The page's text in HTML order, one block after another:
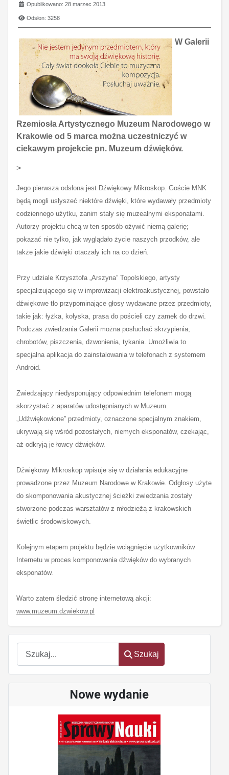
Szukaj
Szukaj
Nowe wydanie
Opublikowano: 28 marzec 2013
Odsłon: 3258
W Galerii
Rzemiosła Artystycznego Muzeum Narodowego w
Krakowie od 5 marca można uczestniczyć w
ciekawym projekcie pn. Muzeum dźwięków.
>
Jego pierwsza odsłona jest Dźwiękowy Mikroskop. Goście MNK
będą mogli usłyszeć niektóre dźwięki, które wydawały przedmioty
codziennego użytku, zanim stały się muzealnymi eksponatami.
Autorzy projektu chcą w ten sposób ożywić niemą galerię;
pokazać nie tylko, jak wyglądało życie naszych przodków, ale
także jakie dźwięki otaczały ich na co dzień.
Przy udziale Krzysztofa „Arszyna” Topolskiego, artysty
specjalizującego się w improwizacji elektroakustycznej, powstało
dźwiękowe tło przypominające głosy wydawane przez przedmioty,
takie jak: łyżka, kołyska, prasa do pościeli czy zamek do drzwi.
Podczas zwiedzania Galerii można posłuchać skrzypienia,
chrobotów, piszczenia, dzwonienia, tykania. Umożliwia to
specjalna aplikacja do zainstalowania w telefonach z systemem
Android.
Zwiedzający niedysponujący odpowiednim telefonem mogą
skorzystać z aparatów udostępnianych w Muzeum.
„Udźwiękowione” przedmioty, oznaczone specjalnym znakiem,
ukrywają się wśród pozostałych, niemych eksponatów, czekając,
aż odkryją je łowcy dźwięków.
Dźwiękowy Mikroskop wpisuje się w działania edukacyjne
prowadzone przez Muzeum Narodowe w Krakowie. Odgłosy użyte
do skomponowania akustycznej ścieżki zwiedzania zostały
stworzone podczas warsztatów z młodzieżą z krakowskich
świetlic środowiskowych.
Kolejnym etapem projektu będzie wciągnięcie użytkowników
Internetu w proces komponowania dźwięków do wybranych
eksponatów.
Warto zatem śledzić stronę internetową akcji:
www.muzeum.dzwiekow.pl